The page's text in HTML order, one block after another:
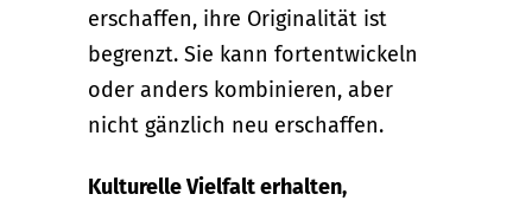
erschaffen, ihre Originalität ist
begrenzt. Sie kann fortentwickeln
oder anders kombinieren, aber
nicht gänzlich neu erschaffen.
Kulturelle Vielfalt erhalten,